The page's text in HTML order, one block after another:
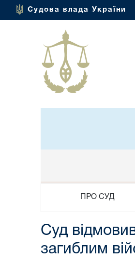
Судова влада України
ПРО СУД
Суд
загиблим